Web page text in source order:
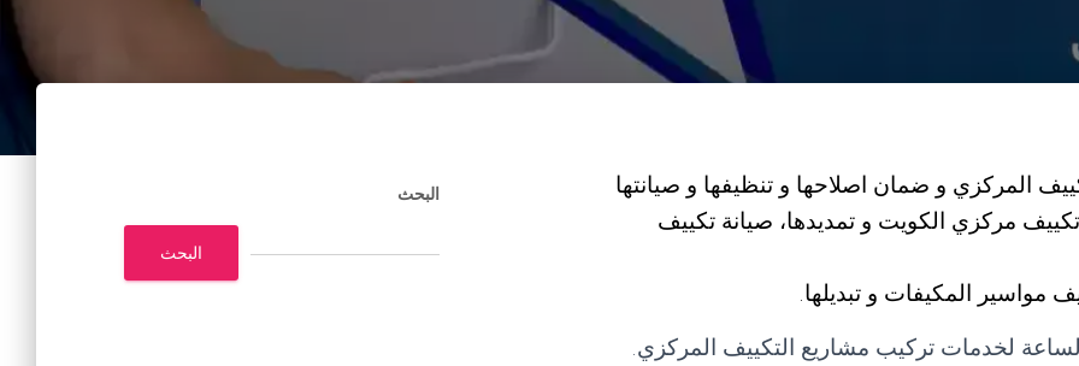
المركزي و ضمان اصلاحها و تنظيفها و صيانتها
مركزي الكويت و تمديدها، صيانة تكييف
مواسير المكيفات و تبديلها.
لخدمات تركيب مشاريع التكييف المركزي.
البحث
البحث